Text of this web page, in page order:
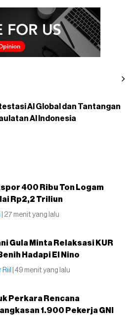
AI Global dan Tantangan
AI Indonesia
400 Ribu Ton Logam
Rp2,2 Triliun
| 27 menit yang lalu
Gula Minta Relaksasi KUR
Hadapi El Nino
| 49 menit yang lalu
Perkara Rencana
1.900 Pekerja GNI